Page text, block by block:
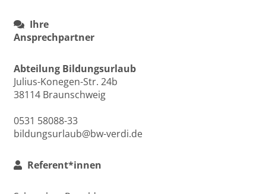
Ihre
Ansprechpartner
Abteilung Bildungsurlaub
Julius-Konegen-Str. 24b
38114 Braunschweig
0531 58088-33
bildungsurlaub@bw-verdi.de
Referent*innen